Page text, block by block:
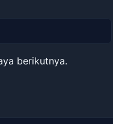
berikutnya.